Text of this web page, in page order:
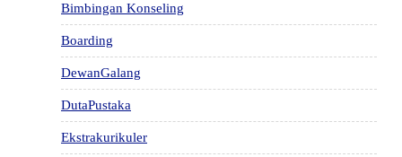
Bimbingan Konseling
Boarding
DewanGalang
DutaPustaka
Ekstrakurikuler